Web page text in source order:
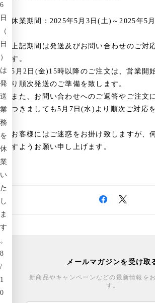
休業期間：2025年5月3日(土)～2025年5
上記期間は発送及びお問い合わせのご対
す。
5月2日(金)15時以降のご注文は、営業開
り順次発送のご準備を致します。
また、お問い合わせへのご返答やご注文
つきましても5月7日(水)より順次ご対応
お客様にはご迷惑をお掛け致しますが、
すようお願い申し上げます。
メールマガジンを受け取
新商品やキャンペーンなどの最新情報を
す。
6
日
（
日
）
は
発
送
業
務
を
休
業
い
た
し
ま
す
。
8
/
1
0